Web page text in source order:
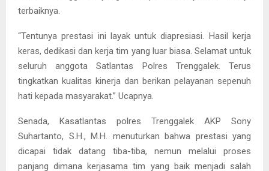
terbaiknya.
“Tentunya prestasi ini layak untuk diapresiasi. Hasil kerja
keras, dedikasi dan kerja tim yang luar biasa. Selamat untuk
seluruh anggota Satlantas Polres Trenggalek. Terus
tingkatkan kualitas kinerja dan berikan pelayanan sepenuh
hati kepada masyarakat.” Ucapnya.
Senada, Kasatlantas polres Trenggalek AKP Sony
Suhartanto, S.H., M.H. menuturkan bahwa prestasi yang
dicapai tidak datang tiba-tiba, nemun melalui proses
panjang dimana kerjasama tim yang baik menjadi salah